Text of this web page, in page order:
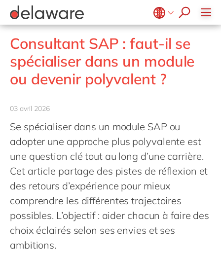
Belgium en
fr
Brazil
China
zh
France
Luxembourg
Malaysia
Morocco
Netherlands
Philippines
Singapore
Gestion de l'information
Gestion des données
Gestion du changement
Infrastructure
Innovation
Migration
Support & maintenance
IT for Green
Marketing automation
Move to Cloud
Réalité augmentée
Réalité virtuelle
Transformation digitale
SAP CX
SAP DRC
SAP EPM
SAP Fiori
SAP IBP
SAP S/4HANA
SAP S/4HANA Cloud
SAP Signavio
Microsoft Office 365
Microsoft Power BI
Microsoft Power Platform
SAP on Azure
KineMatik
Mendix
M-Files
Profisee
Tableau
Impression et emballage
Ingénierie
Institutions publiques
Mills
Santé
Science de la vie
Services professionnels
Services publics
Textiles & mode
co-invest
success stories
postuler maintenant
Consultant SAP : faut-il se
spécialiser dans un module
ou devenir polyvalent ?
03 avril 2026
Se spécialiser dans un module SAP ou
adopter une approche plus polyvalente est
une question clé tout au long d’une carrière.
Cet article partage des pistes de réflexion et
des retours d’expérience pour mieux
comprendre les différentes trajectoires
possibles. L’objectif : aider chacun à faire des
choix éclairés selon ses envies et ses
ambitions.